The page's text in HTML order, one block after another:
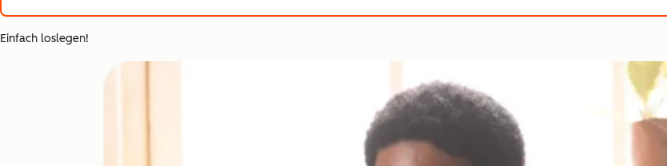
Einfach loslegen!